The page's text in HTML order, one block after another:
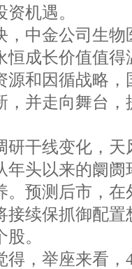
机遇。
中金公司生物
恒成长价值值
源和因循战略
，并走向舞台
干线变化，天
年头以来的阛
。预测后市，
接续保抓御配
。
，举座来看，